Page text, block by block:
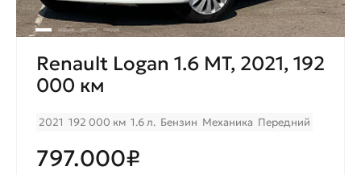
Renault Logan 1.6 MT, 2021, 192
000 км
2021 192 000 км 1.6 л. Бензин Механика Передний
797.000₽